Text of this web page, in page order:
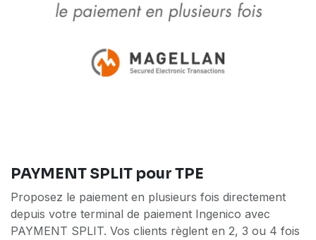
PAYMENT SPLIT pour TPE
Proposez le paiement en plusieurs fois directement
depuis votre terminal de paiement Ingenico avec
PAYMENT SPLIT. Vos clients règlent en 2, 3 ou 4 fois